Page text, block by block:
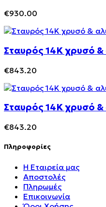
€930.00
Σταυρός 14Κ χρυσό &
€843.20
Σταυρός 14Κ χρυσό &
€843.20
Πληροφορίες
Η Εταιρεία μας
Αποστολές
Πληρωμές
Επικοινωνία